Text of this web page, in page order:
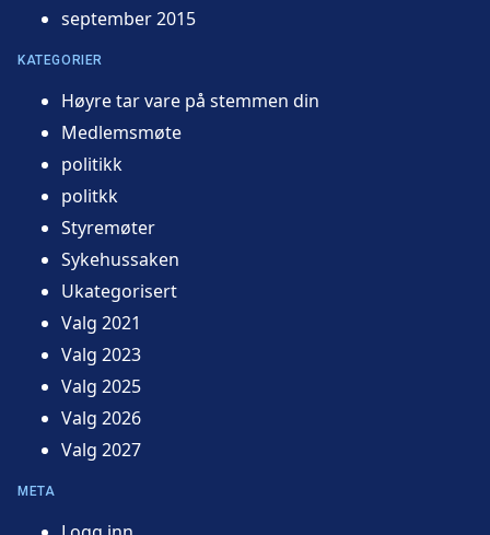
september 2015
KATEGORIER
Høyre tar vare på stemmen din
Medlemsmøte
politikk
politkk
Styremøter
Sykehussaken
Ukategorisert
Valg 2021
Valg 2023
Valg 2025
Valg 2026
Valg 2027
META